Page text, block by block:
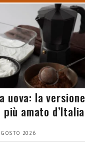
uova: la versione
amato d’Italia
2026